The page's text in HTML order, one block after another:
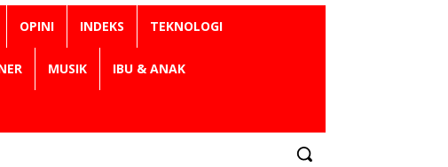
OPINI INDEKS TEKNOLOGI
MUSIK IBU & ANAK